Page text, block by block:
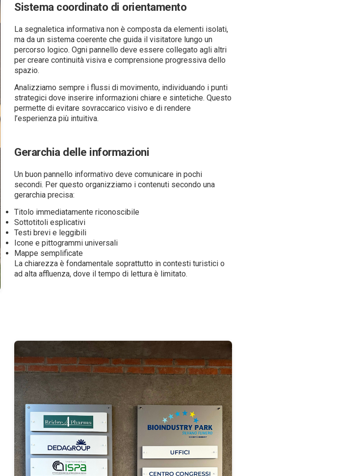
Sistema coordinato di orientamento
La segnaletica informativa non è composta da elementi isolati,
ma da un sistema coerente che guida il visitatore lungo un
percorso logico. Ogni pannello deve essere collegato agli altri
per creare continuità visiva e comprensione progressiva dello
spazio.
Analizziamo sempre i flussi di movimento, individuando i punti
strategici dove inserire informazioni chiare e sintetiche. Questo
permette di evitare sovraccarico visivo e di rendere
l’esperienza più intuitiva.
Gerarchia delle informazioni
Un buon pannello informativo deve comunicare in pochi
secondi. Per questo organizziamo i contenuti secondo una
gerarchia precisa:
Titolo immediatamente riconoscibile
Sottotitoli esplicativi
Testi brevi e leggibili
Icone e pittogrammi universali
Mappe semplificate
La chiarezza è fondamentale soprattutto in contesti turistici o
ad alta affluenza, dove il tempo di lettura è limitato.